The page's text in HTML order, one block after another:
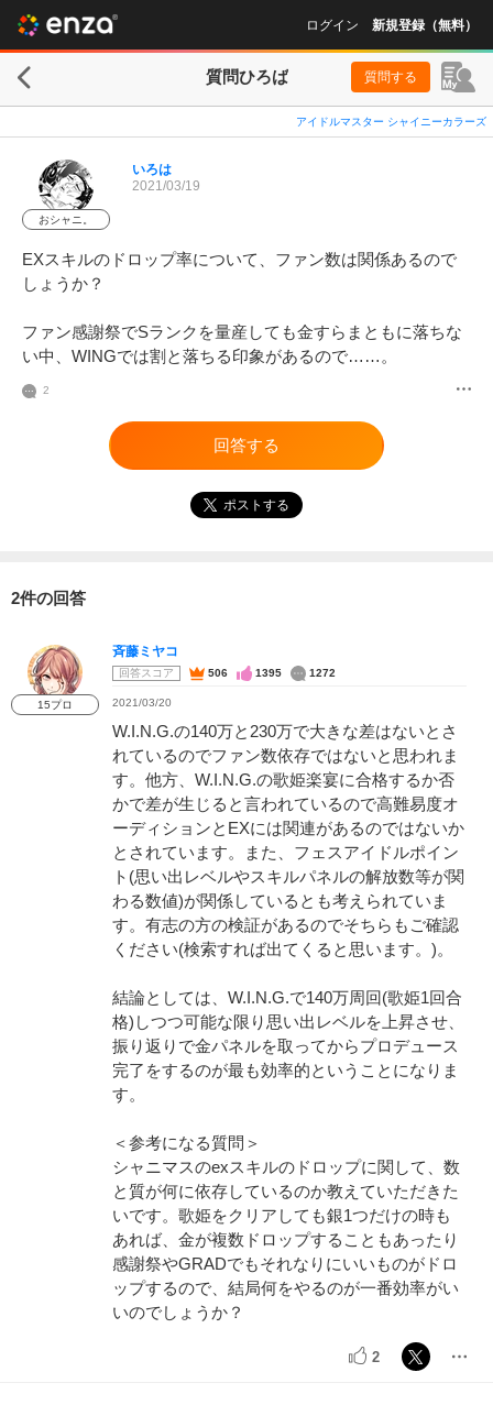
ログイン 新規登録（無料）
質問ひろば 質問する
アイドルマスター シャイニーカラーズ
おシャニ。
いろは
2021/03/19
EXスキルのドロップ率について、ファン数は関係あるので
しょうか？
ファン感謝祭でSランクを量産しても金すらまともに落ちな
い中、WINGでは割と落ちる印象があるので……。
2
回答する
ポストする
2件の回答
15プロ
斉藤ミヤコ
回答スコア 506 1395 1272
2021/03/20
W.I.N.G.の140万と230万で大きな差はないとさ
れているのでファン数依存ではないと思われま
す。他方、W.I.N.G.の歌姫楽宴に合格するか否
かで差が生じると言われているので高難易度オ
ーディションとEXには関連があるのではないか
とされています。また、フェスアイドルポイン
ト(思い出レベルやスキルパネルの解放数等が関
わる数値)が関係しているとも考えられていま
す。有志の方の検証があるのでそちらもご確認
ください(検索すれば出てくると思います。)。
結論としては、W.I.N.G.で140万周回(歌姫1回合
格)しつつ可能な限り思い出レベルを上昇させ、
振り返りで金パネルを取ってからプロデュース
完了をするのが最も効率的ということになりま
す。
＜参考になる質問＞
シャニマスのexスキルのドロップに関して、数
と質が何に依存しているのか教えていただきた
いです。歌姫をクリアしても銀1つだけの時も
あれば、金が複数ドロップすることもあったり
感謝祭やGRADでもそれなりにいいものがドロ
ップするので、結局何をやるのが一番効率がい
いのでしょうか？
2